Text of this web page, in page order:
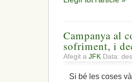
Campanya al
sofriment, i
Afegit a JFK Data:
Si bé les coses